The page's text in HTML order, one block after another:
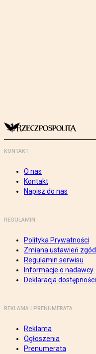
KONTAKT
O nas
Kontakt
Napisz do nas
REGULAMIN
Polityka Prywatności
Zmiana ustawień zgód
Regulamin serwisu
Informacje o nadawcy
Deklaracja dostępności
REKLAMA I PRENUMERATA
Reklama
Ogłoszenia
Prenumerata